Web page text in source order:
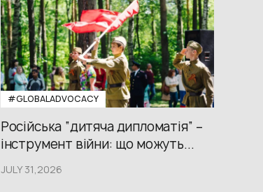
#GLOBALADVOCACY
Російська “дитяча дипломатія” –
інструмент війни: що можуть...
JULY 31,2026